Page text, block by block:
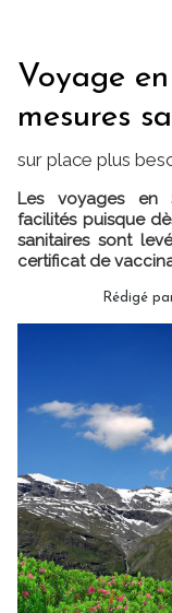
Voyage
mesures
sur place plus
Les voyages en
facilités puisque
sanitaires sont
certificat de
Rédigé